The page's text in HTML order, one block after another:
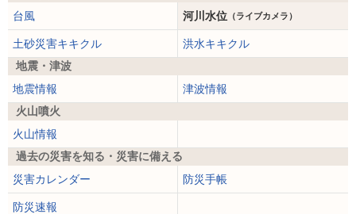
台風
河川水位 （ライブカメラ）
土砂災害キキクル
洪水キキクル
地震・津波
地震情報
津波情報
火山噴火
火山情報
過去の災害を知る・災害に備える
災害カレンダー
防災手帳
防災速報